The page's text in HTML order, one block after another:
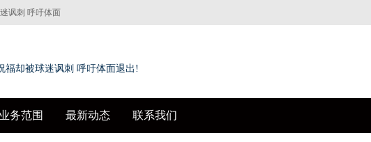
讽刺 呼吁体面
福却被球迷讽刺 呼吁体面退出!
业务范围 最新动态 联系我们